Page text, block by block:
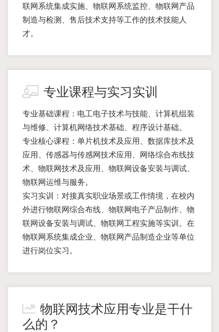
联网系统集成实施、物联网系统监控、物联网产品
制造与检测、售后技术支持等工作的技术技能人
才。
专业课程与实习实训
专业基础课程：电工电子技术与技能、计算机组装
与维修、计算机网络技术基础、程序设计基础。
专业核心课程：单片机技术及应用、数据库技术及
应用、传感器与传感网技术应用、网络综合布线技
术、物联网技术及应用、物联网设备安装与调试、
物联网运维与服务。
实习实训：对接真实职业场景或工作情境，在校内
外进行物联网综合布线、物联网电子产品制作、物
联网设备安装与调试、物联网工程实施等实训。在
物联网系统集成企业、物联网产品制造企业等单位
进行岗位实习。
物联网技术应用专业是干什
么的？